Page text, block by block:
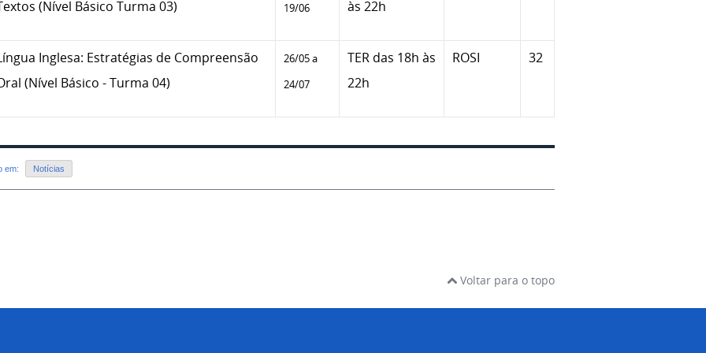
(Nível Básico Turma 03)
19/06
às 22h
Inglesa: Estratégias de Compreensão
(Nível Básico - Turma 04)
26/05 a
24/07
TER das 18h às
22h
ROSI 32
em: Notícias
Voltar para o topo